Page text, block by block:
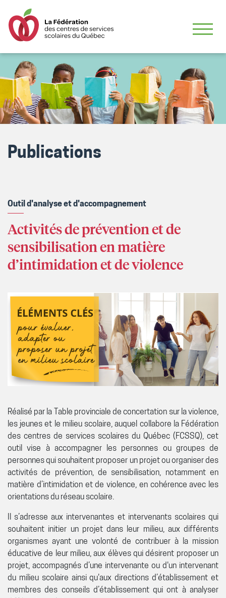
Publications
Outil d'analyse et d'accompagnement
Activités de prévention et de
sensibilisation en matière
d’intimidation et de violence
Réalisé par la Table provinciale de concertation sur la violence,
les jeunes et le milieu scolaire, auquel collabore la Fédération
des centres de services scolaires du Québec (FCSSQ), cet
outil vise à accompagner les personnes ou groupes de
personnes qui souhaitent proposer un projet ou organiser des
activités de prévention, de sensibilisation, notamment en
matière d’intimidation et de violence, en cohérence avec les
orientations du réseau scolaire.
Il s’adresse aux intervenantes et intervenants scolaires qui
souhaitent initier un projet dans leur milieu, aux différents
organismes ayant une volonté de contribuer à la mission
éducative de leur milieu, aux élèves qui désirent proposer un
projet, accompagnés d’une intervenante ou d'un intervenant
du milieu scolaire ainsi qu'aux directions d’établissement et
membres des conseils d’établissement qui ont à analyser